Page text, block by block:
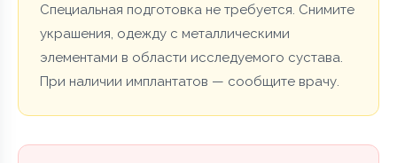
Специальная подготовка не требуется. Снимите
украшения, одежду с металлическими
элементами в области исследуемого сустава.
При наличии имплантатов — сообщите врачу.